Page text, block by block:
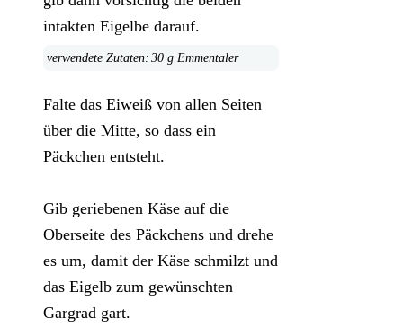
intakten Eigelbe darauf.
30 g Emmentaler
Falte das Eiweiß von allen Seiten
über die Mitte, so dass ein
Päckchen entsteht.
Gib geriebenen Käse auf die
Oberseite des Päckchens und drehe
es um, damit der Käse schmilzt und
das Eigelb zum gewünschten
Gargrad gart.